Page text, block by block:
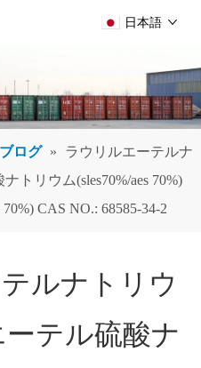
日本語
ブログ »
ラウリルエーテルナ
トリウム(sles70%/aes 70%)
CAS NO.: 68585-34-2
ルナトリウ
テル硫酸ナ